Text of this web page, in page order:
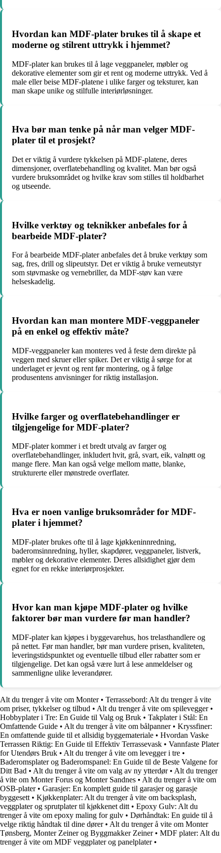
Hvordan kan MDF-plater brukes til å skape et
moderne og stilrent uttrykk i hjemmet?
MDF-plater kan brukes til å lage veggpaneler, møbler og
dekorative elementer som gir et rent og moderne uttrykk. Ved å
male eller beise MDF-platene i ulike farger og teksturer, kan
man skape unike og stilfulle interiørløsninger.
Hva bør man tenke på når man velger MDF-
plater til et prosjekt?
Det er viktig å vurdere tykkelsen på MDF-platene, deres
dimensjoner, overflatebehandling og kvalitet. Man bør også
vurdere bruksområdet og hvilke krav som stilles til holdbarhet
og utseende.
Hvilke verktøy og teknikker anbefales for å
bearbeide MDF-plater?
For å bearbeide MDF-plater anbefales det å bruke verktøy som
sag, fres, drill og slipeutstyr. Det er viktig å bruke verneutstyr
som støvmaske og vernebriller, da MDF-støv kan være
helseskadelig.
Hvordan kan man montere MDF-veggpaneler
på en enkel og effektiv måte?
MDF-veggpaneler kan monteres ved å feste dem direkte på
veggen med skruer eller spiker. Det er viktig å sørge for at
underlaget er jevnt og rent før montering, og å følge
produsentens anvisninger for riktig installasjon.
Hvilke farger og overflatebehandlinger er
tilgjengelige for MDF-plater?
MDF-plater kommer i et bredt utvalg av farger og
overflatebehandlinger, inkludert hvit, grå, svart, eik, valnøtt og
mange flere. Man kan også velge mellom matte, blanke,
strukturerte eller mønstrede overflater.
Hva er noen vanlige bruksområder for MDF-
plater i hjemmet?
MDF-plater brukes ofte til å lage kjøkkeninnredning,
baderomsinnredning, hyller, skapdører, veggpaneler, listverk,
møbler og dekorative elementer. Deres allsidighet gjør dem
egnet for en rekke interiørprosjekter.
Hvor kan man kjøpe MDF-plater og hvilke
faktorer bør man vurdere før man handler?
MDF-plater kan kjøpes i byggevarehus, hos trelasthandlere og
på nettet. Før man handler, bør man vurdere prisen, kvaliteten,
leveringstidspunktet og eventuelle tilbud eller rabatter som er
tilgjengelige. Det kan også være lurt å lese anmeldelser og
sammenligne ulike leverandører.
Alt du trenger å vite om Monter• Terrassebord: Alt du trenger å vite
om priser, tykkelser og tilbud • Alt du trenger å vite om spilevegger•
Hobbyplater i Tre: En Guide til Valg og Bruk • Takplater i Stål: En
Omfattende Guide • Alt du trenger å vite om bålpanner• Kryssfiner:
En omfattende guide til et allsidig byggemateriale • Hvordan Vaske
Terrassen Riktig: En Guide til Effektiv Terrassevask • Vannfaste Plater
for Utendørs Bruk • Alt du trenger å vite om levegger i tre •
Baderomsplater og Baderomspanel: En Guide til de Beste Valgene for
Ditt Bad • Alt du trenger å vite om valg av ny ytterdør• Alt du trenger
å vite om Monter Forus og Monter Sandnes • Alt du trenger å vite om
OSB-plater• Garasjer: En komplett guide til garasjer og garasje
byggesett • Kjøkkenplater: Alt du trenger å vite om backsplash,
veggplater og sprutplater til kjøkkenet ditt • Epoxy Gulv: Alt du
trenger å vite om epoxy maling for gulv • Dørhåndtak: En guide til å
velge riktig håndtak til dine dører• Alt du trenger å vite om Monter
Tønsberg, Monter Zeiner og Byggmakker Zeiner• MDF plater: Alt du
trenger å vite om MDF veggplater og panelplater•